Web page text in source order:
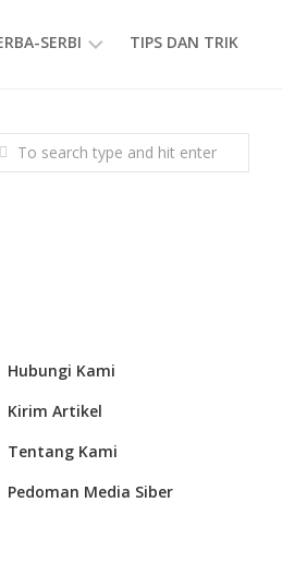
SERBI
GAYA
HIDUP
TIPS DAN TRIK
Hubungi Kami
Kirim Artikel
Tentang Kami
Pedoman Media Siber